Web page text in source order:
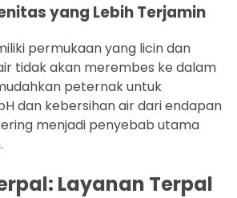
yang Lebih Terjamin
permukaan yang licin dan
tidak akan merembes ke dalam
peternak untuk
dan kebersihan air dari endapan
menjadi penyebab utama
Layanan Terpal